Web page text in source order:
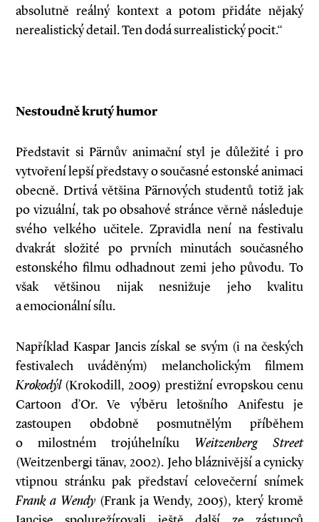
absolutně reálný kontext a potom přidáte nějaký
nerealistický detail. Ten dodá surrealistický pocit.“
Nestoudně krutý humor
Představit si Pärnův animační styl je důležité i pro
vytvoření lepší představy o současné estonské animaci
obecně. Drtivá většina Pärnových studentů totiž jak
po vizuální, tak po obsahové stránce věrně následuje
svého velkého učitele. Zpravidla není na festivalu
dvakrát složité po prvních minutách současného
estonského filmu odhadnout zemi jeho původu. To
však většinou nijak nesnižuje jeho kvalitu
a emocionální sílu.
Například Kaspar Jancis získal se svým (i na českých
festivalech uváděným) melancholickým filmem
Krokodýl(Krokodill, 2009) prestižní evropskou cenu
Cartoon d’Or. Ve výběru letošního Anifestu je
zastoupen obdobně posmutnělým příběhem
o milostném trojúhelníku Weitzenberg Street
(Weitzenbergi tänav, 2002). Jeho bláznivější a cynicky
vtipnou stránku pak představí celovečerní snímek
Frank a Wendy (Frank ja Wendy, 2005), který kromě